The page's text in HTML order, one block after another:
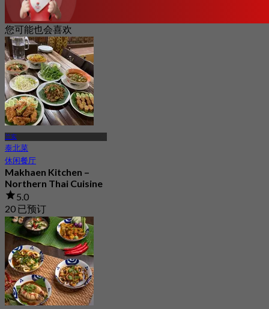
您可能也会喜欢
兰实
泰北菜
休闲餐厅
Makhaen Kitchen –
Northern Thai Cuisine
5.0
20 已预订
起฿ 210